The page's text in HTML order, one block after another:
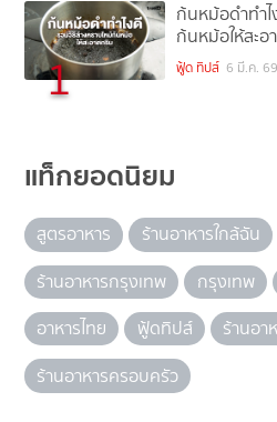
1
ก้นหม้อดำทำ
ก้นหม้อให้สะ
ฟู้ด ทิปส์ 6 มี.ค. 69
แท็กยอดนิยม
สูตรอาหาร ร้านอาหารใกล้ฉัน
ร้านอาหารกรุงเทพ
กรุงเทพ
อาหารไทย
ฟู้ดทิปส์
ร้านอา
ร้านอาหารครอบครัว